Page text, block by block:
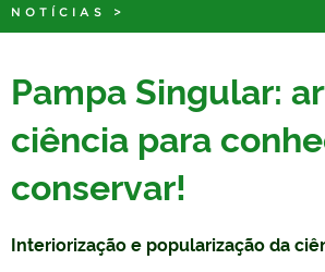
OUVIDORIA
TELEFONES
NOTÍCIAS >
Pampa Singular:
ciência para
conservar!
Interiorização e popularização da